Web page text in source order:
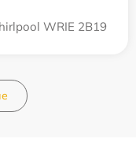
WRIE 2B19